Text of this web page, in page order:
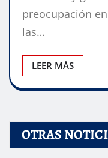
preocupación en
las…
LEER MÁS
OTRAS